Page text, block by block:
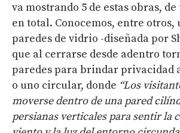
va mostrando 5 de estas obras,
en total. Conocemos, entre otros,
paredes de vidrio -diseñada por
que al cerrarse desde adentro
paredes para brindar privacidad
o uno circular, donde “Los
moverse dentro de una pared
persianas verticales para sentir la